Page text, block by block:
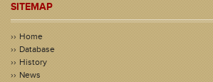
SITEMAP
Home
Database
History
News